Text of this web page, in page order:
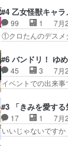
から新たな仲間ま
テーマが流れるの
も、一応デジタル
逃れすら逃げ上手
か、亜也子もまだ
子のドキドキ・大
を相手に言葉で繰
からのいらすとや
でしたね頼もしさ
ロ目としか思って
#4 乙女怪獣キャラ
99 1
7月
①クロたんのデス
か好きになれんキ
らず生物学者には
らないのにどちり
ゴンになっても、
心を許す、母の友
ルが止まらない。
りでエヴァの加持
#6 バンドリ！ ゆ
45 3
7月
イベントでの出来
ラがまじで何がし
の間合いにスルっ
都子さんを籠絡し
ー現実版初登場！
#3 「きみを愛す
17 1
7月
いいじゃないです